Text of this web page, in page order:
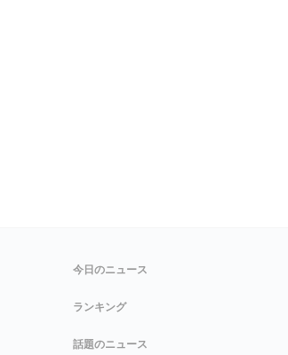
今日のニュース
ランキング
話題のニュース